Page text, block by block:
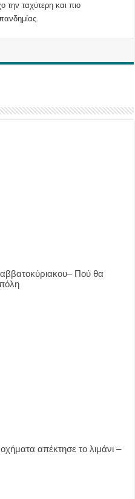
την ταχύτερη και πιο
Πού θα
απέκτησε το λιμάνι –